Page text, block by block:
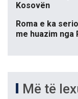
Kosovën
Roma e ka
me huazim nga
Më të